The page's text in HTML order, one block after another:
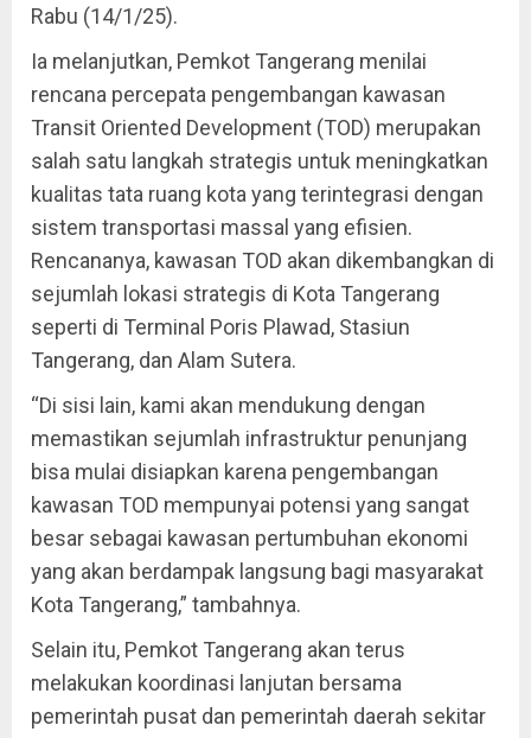
Rabu (14/1/25).
Ia melanjutkan, Pemkot Tangerang menilai
rencana percepata pengembangan kawasan
Transit Oriented Development (TOD) merupakan
salah satu langkah strategis untuk meningkatkan
kualitas tata ruang kota yang terintegrasi dengan
sistem transportasi massal yang efisien.
Rencananya, kawasan TOD akan dikembangkan di
sejumlah lokasi strategis di Kota Tangerang
seperti di Terminal Poris Plawad, Stasiun
Tangerang, dan Alam Sutera.
“Di sisi lain, kami akan mendukung dengan
memastikan sejumlah infrastruktur penunjang
bisa mulai disiapkan karena pengembangan
kawasan TOD mempunyai potensi yang sangat
besar sebagai kawasan pertumbuhan ekonomi
yang akan berdampak langsung bagi masyarakat
Kota Tangerang,” tambahnya.
Selain itu, Pemkot Tangerang akan terus
melakukan koordinasi lanjutan bersama
pemerintah pusat dan pemerintah daerah sekitar